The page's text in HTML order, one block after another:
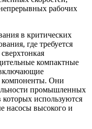
рабочих
в критических
где требуется
компактные
компоненты. Они
промышленных
используются
насосы высокого и